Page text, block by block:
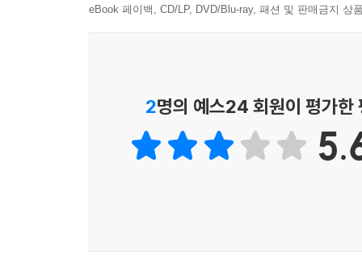
eBook 페이백, CD/LP, DVD/Blu-ray, 패션 및 판매금지 상
2명의 예스24 회원이 평가한